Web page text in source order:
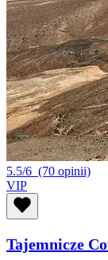
5.5/6 (70 opinii)
VIP
Tajemnicze